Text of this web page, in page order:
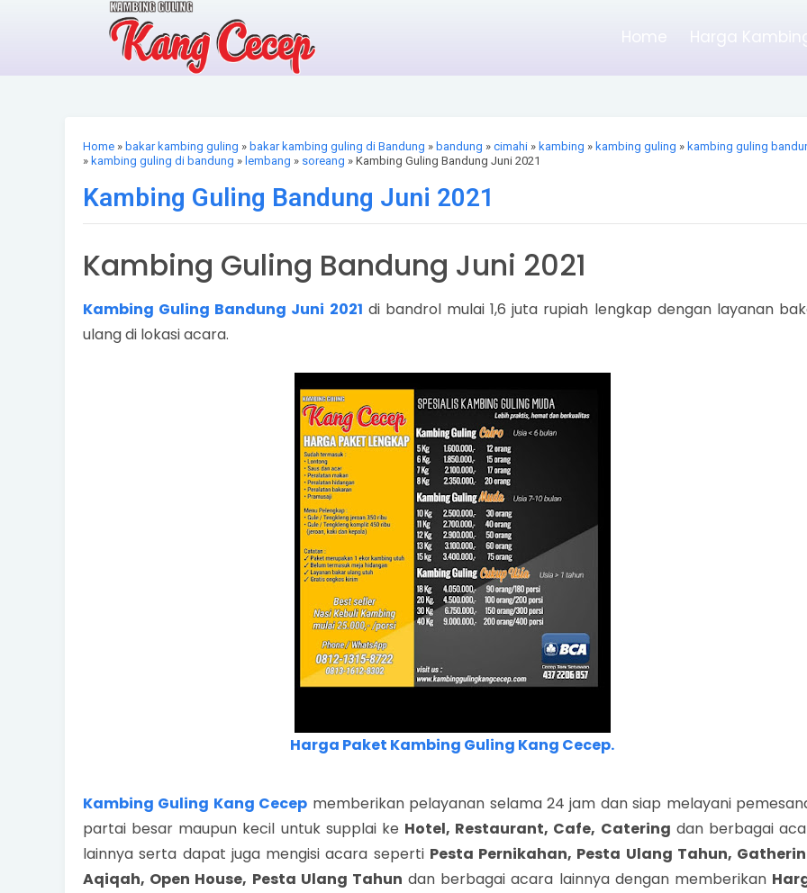
Home Harga
Home » bakar kambing guling » bakar kambing guling di Bandung » bandung » cimahi » kambing » kambing guling » kambing guling
» kambing guling di bandung » lembang » soreang » Kambing Guling Bandung Juni 2021
Kambing Guling Bandung Juni 2021
Kambing Guling Bandung Juni 2021
Kambing Guling Bandung Juni 2021 di bandrol mulai 1,6 juta rupiah lengkap dengan layanan
ulang di lokasi acara.
Harga Paket Kambing Guling Kang Cecep.
Kambing Guling Kang Cecep memberikan pelayanan selama 24 jam dan siap melayani
partai besar maupun kecil untuk supplai ke Hotel, Restaurant, Cafe, Catering dan berbagai
lainnya serta dapat juga mengisi acara seperti Pesta Pernikahan, Pesta Ulang Tahun,
Aqiqah, Open House, Pesta Ulang Tahun dan berbagai acara lainnya dengan memberikan